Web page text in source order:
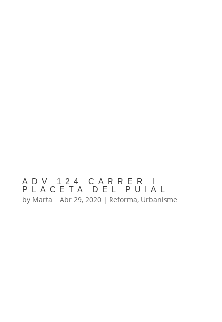
ADV 124 CARRER I
PLACETA DEL PUIAL
by Marta | Abr 29, 2020| Reforma, Urbanisme